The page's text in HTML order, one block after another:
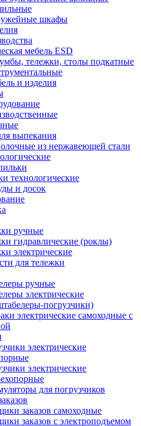
шкафы
мебель ESD
тележки, столы подкатные
и изделия
выпекания
из нержавеющей стали
технологические
и досок
ручные
гидравлические (роклы)
электрические
для тележки
ручные
электрические
погрузчики)
электрические самоходные с
электрические
электрические
для погрузчиков
заказов самоходные
заказов с электроподъемом